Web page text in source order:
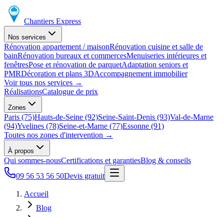
Chantiers Express
Nos services
Rénovation appartement / maisonRénovation cuisine et salle de
bainRénovation bureaux et commercesMenuiseries intérieures et
fenêtresPose et rénovation de parquetAdaptation seniors et
PMRDécoration et plans 3DAccompagnement immobilier
Voir tous nos services →
RéalisationsCatalogue de prix
Zones
Paris (75)Hauts-de-Seine (92)Seine-Saint-Denis (93)Val-de-Marne
(94)Yvelines (78)Seine-et-Marne (77)Essonne (91)
Toutes nos zones d'intervention →
À propos
Qui sommes-nousCertifications et garantiesBlog & conseils
09 56 53 56 50Devis gratuit
Accueil
Blog